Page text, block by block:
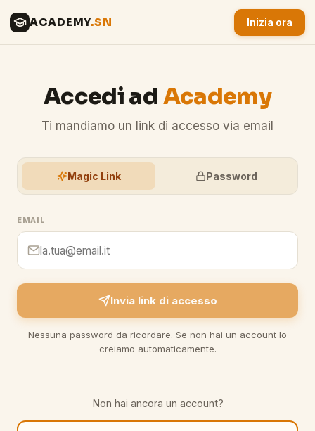
ACADEMY.SN Inizia ora
Accedi ad Academy
Ti mandiamo un link di accesso via email
Magic Link Password
EMAIL
Invia link di accesso
Nessuna password da ricordare. Se non hai un account lo
creiamo automaticamente.
Non hai ancora un account?